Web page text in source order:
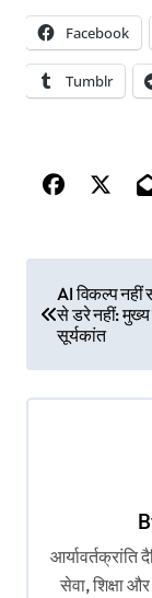
Facebook
Tumblr
AI विकल्प नहीं
से डरे नहीं: मुख्य
सूर्यकांत
आर्यावर्तक्रांति
सेवा, शिक्षा